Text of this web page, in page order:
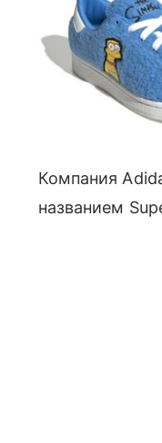
Компания
названием